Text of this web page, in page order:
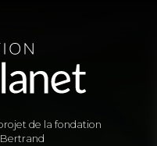
de la fondation